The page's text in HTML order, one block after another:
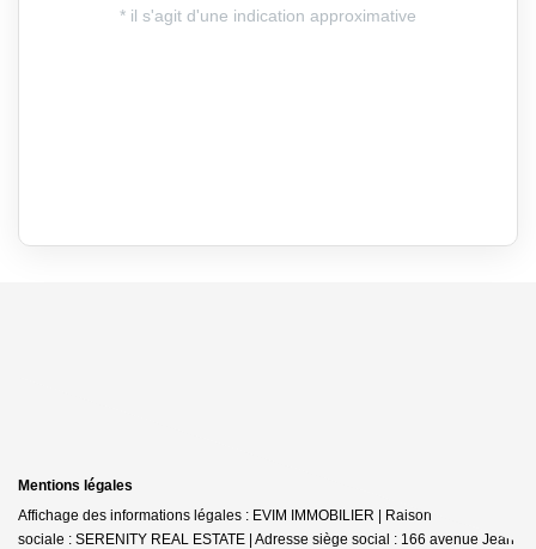
Mentions légales
Affichage des informations légales : EVIM IMMOBILIER | Raison
sociale : SERENITY REAL ESTATE | Adresse siège social : 166 avenue Jean